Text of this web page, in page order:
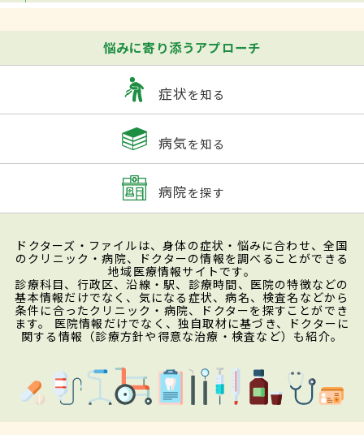
悩みに寄り添うアプローチ
症状を知る
病気を知る
病院を探す
ドクターズ・ファイルは、身体の症状・悩みに合わせ、全国
のクリニック・病院、ドクターの情報を調べることができる
地域医療情報サイトです。
診療科目、行政区、沿線・駅、診療時間、医院の特徴などの
基本情報だけでなく、気になる症状、病名、検査名などから
条件に合ったクリニック・病院、ドクターを探すことができ
ます。 医院情報だけでなく、独自取材に基づき、ドクターに
関する情報（診療方針や得意な治療・検査など）も紹介。